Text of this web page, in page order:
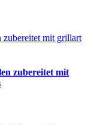
zubereitet mit grillart
zubereitet mit